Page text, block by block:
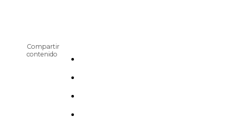
Compartir
contenido